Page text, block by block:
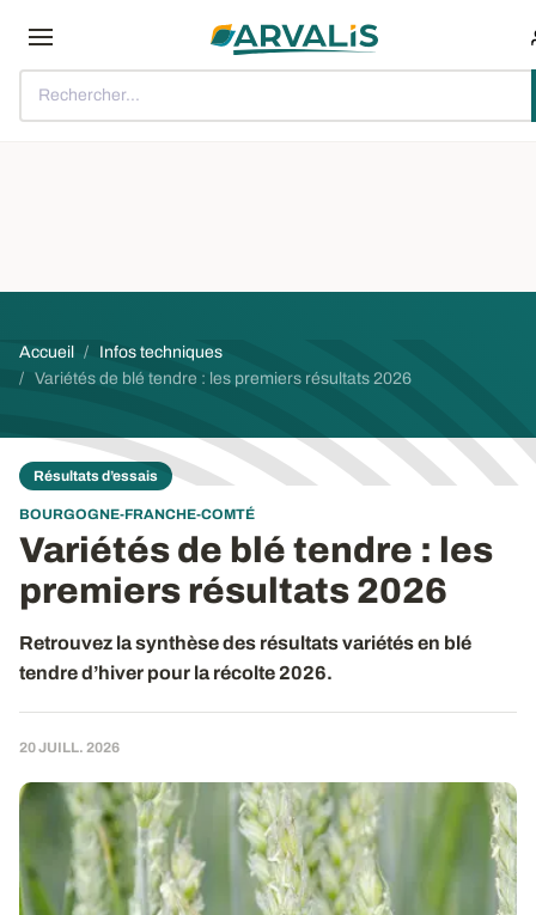
Rechercher...
Fil d'Ariane
Accueil
Infos techniques
Variétés de blé tendre : les premiers résultats 2026
Résultats d’essais
BOURGOGNE-FRANCHE-COMTÉ
Variétés de blé tendre : les
premiers résultats 2026
Retrouvez la synthèse des résultats variétés en blé
tendre d’hiver pour la récolte 2026.
20 JUILL. 2026